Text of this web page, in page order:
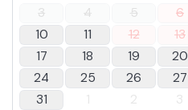
3
4 5 6
10
11 12 13
17
18 19 20
24
25 26 27
31
1 2 3